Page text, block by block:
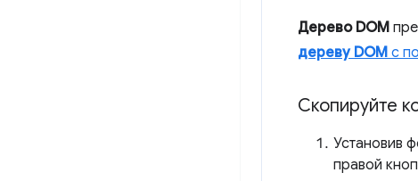
Дерево DOM
дереву DOM с
Скопируйте
Установив
правой